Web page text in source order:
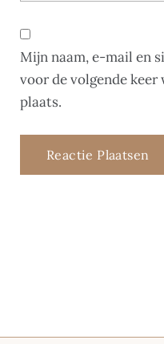
Mijn naam, e-mail en
voor de volgende
plaats.